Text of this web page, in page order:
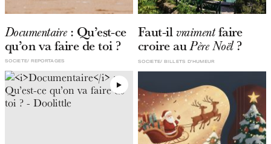
Documentaire: Qu’est-ce
qu’on va faire de toi ?
REPORTAGES
SOCIETE
Faut-il vraimentfaire
croire auPère Noël?
BILLETS D'HUMEUR
SOCIETE